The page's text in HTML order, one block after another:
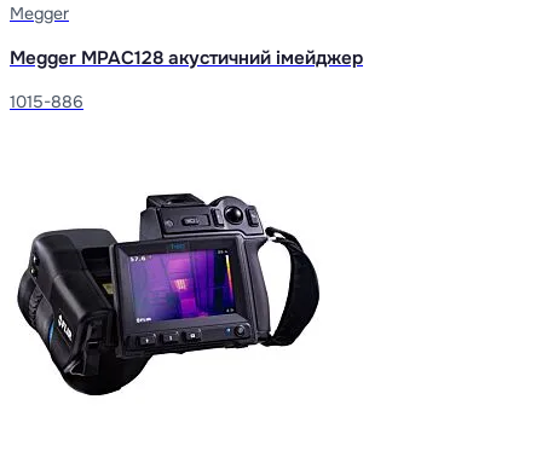
Megger
Megger MPAC128 акустичний імейджер
1015-886